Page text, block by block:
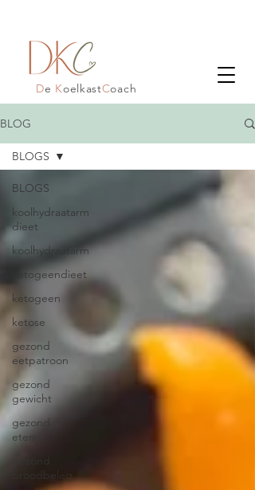
De KoelkastCoach
BLOG
BLOGS
koolhydraatarm
dieet
koolhydraatarm
ketogeendieet
ketogeen
ketose
gezond
eetpatroon
gezond
gewicht
gezond
eten
broodbeleg
BLOGS